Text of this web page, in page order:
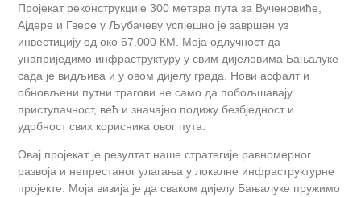
Пројекат реконструкције 300 метара пута за Вученовиће,
Ајдере и Гвере у Љубачеву успјешно је завршен уз
инвестицију од око 67.000 КМ. Моја одлучност да
унаприједимо инфраструктуру у свим дијеловима Бањалуке
сада је видљива и у овом дијелу града. Нови асфалт и
обновљени путни трагови не само да побољшавају
приступачност, већ и значајно подижу безбједност и
удобност свих корисника овог пута.
Овај пројекат је резултат наше стратегије равномерног
развоја и непрестаног улагања у локалне инфраструктурне
пројекте. Моја визија је да сваком дијелу Бањалуке пружимо